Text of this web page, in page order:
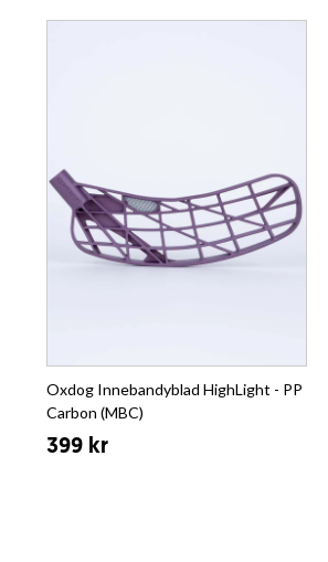
Oxdog Innebandyblad HighLight - PP
Carbon (MBC)
399 kr